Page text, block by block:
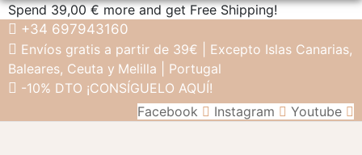
Spend39,00 €more and get Free Shipping!
+34 697943160
Envíos gratis a partir de 39€ | Excepto Islas Canarias,
Baleares, Ceuta y Melilla | Portugal
-10% DTO ¡CONSÍGUELO AQUÍ!
Facebook
Instagram Youtube